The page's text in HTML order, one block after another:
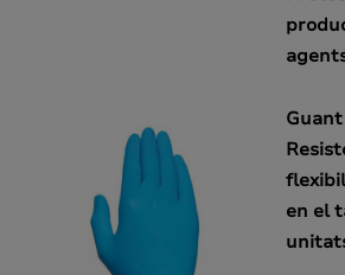
en el